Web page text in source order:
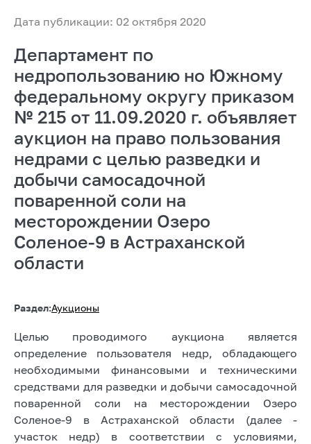
Дата публикации: 02 октября 2020
Департамент по
недропользованию но Южному
федеральному округу приказом
№ 215 от 11.09.2020 г. объявляет
аукцион на право пользования
недрами с целью разведки и
добычи самосадочной
поваренной соли на
месторождении Озеро
Соленое-9 в Астраханской
области
Раздел:Аукционы
Целью проводимого аукциона является
определение пользователя недр, обладающего
необходимыми финансовыми и техническими
средствами для разведки и добычи самосадочной
поваренной соли на месторождении Озеро
Соленое-9 в Астраханской области (далее -
участок недр) в соответствии с условиями,